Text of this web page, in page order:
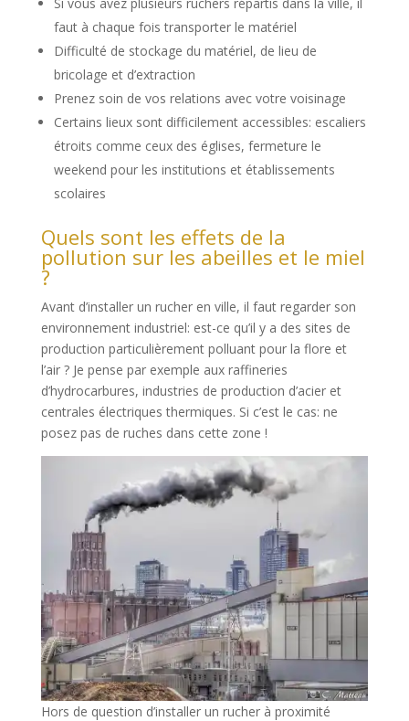
faut à chaque fois transporter le matériel
Difficulté de stockage du matériel, de lieu de
bricolage et d’extraction
Prenez soin de vos relations avec votre voisinage
Certains lieux sont difficilement accessibles: escaliers
étroits comme ceux des églises, fermeture le
weekend pour les institutions et établissements
scolaires
Quels sont les effets de la
pollution sur les abeilles et le miel
?
Avant d’installer un rucher en ville, il faut regarder son
environnement industriel: est-ce qu’il y a des sites de
production particulièrement polluant pour la flore et
l’air ? Je pense par exemple aux raffineries
d’hydrocarbures, industries de production d’acier et
centrales électriques thermiques. Si c’est le cas: ne
posez pas de ruches dans cette zone !
Hors de question d’installer un rucher à proximité